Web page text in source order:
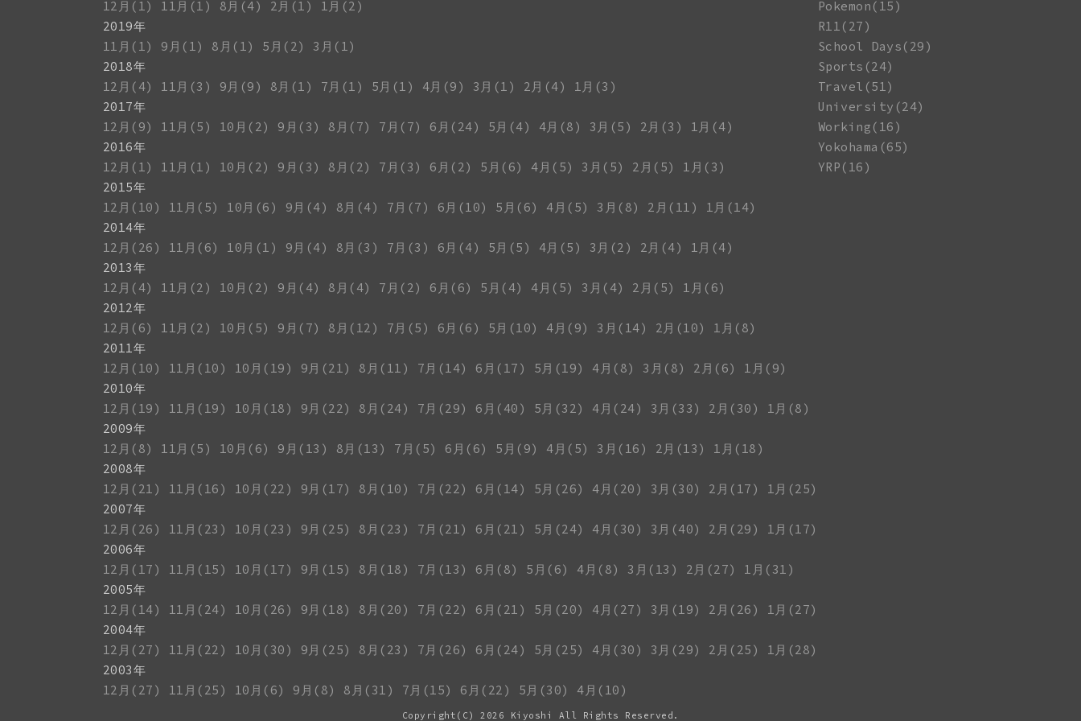
12月(1)
11月(1) 8月(4) 2月(1)
1月(2)
2019年
11月(1)
9月(1) 8月(1) 5月(2)
3月(1)
2018年
12月(4)
11月(3) 9月(9) 8月(1) 7月(1) 5月(1) 4月(9) 3月(1) 2月(4)
1月(3)
2017年
12月(9)
11月(5) 10月(2) 9月(3) 8月(7) 7月(7) 6月(24) 5月(4) 4月(8) 3月(5) 2月(3)
1月(4)
2016年
12月(1)
11月(1) 10月(2) 9月(3) 8月(2) 7月(3) 6月(2) 5月(6) 4月(5) 3月(5) 2月(5)
1月(3)
2015年
12月(10)
11月(5) 10月(6) 9月(4) 8月(4) 7月(7) 6月(10) 5月(6) 4月(5) 3月(8) 2月(11)
1月(14)
2014年
12月(26)
11月(6) 10月(1) 9月(4) 8月(3) 7月(3) 6月(4) 5月(5) 4月(5) 3月(2) 2月(4)
1月(4)
2013年
12月(4)
11月(2) 10月(2) 9月(4) 8月(4) 7月(2) 6月(6) 5月(4) 4月(5) 3月(4) 2月(5)
1月(6)
2012年
12月(6)
11月(2) 10月(5) 9月(7) 8月(12) 7月(5) 6月(6) 5月(10) 4月(9) 3月(14) 2月(10)
1月(8)
2011年
12月(10)
11月(10) 10月(19) 9月(21) 8月(11) 7月(14) 6月(17) 5月(19) 4月(8) 3月(8) 2月(6)
1月(9)
2010年
12月(19)
11月(19) 10月(18) 9月(22) 8月(24) 7月(29) 6月(40) 5月(32) 4月(24) 3月(33) 2月(30)
1月(8)
2009年
12月(8)
11月(5) 10月(6) 9月(13) 8月(13) 7月(5) 6月(6) 5月(9) 4月(5) 3月(16) 2月(13)
1月(18)
2008年
12月(21)
11月(16) 10月(22) 9月(17) 8月(10) 7月(22) 6月(14) 5月(26) 4月(20) 3月(30) 2月(17)
1月(25)
2007年
12月(26)
11月(23) 10月(23) 9月(25) 8月(23) 7月(21) 6月(21) 5月(24) 4月(30) 3月(40) 2月(29)
1月(17)
2006年
12月(17)
11月(15) 10月(17) 9月(15) 8月(18) 7月(13) 6月(8) 5月(6) 4月(8) 3月(13) 2月(27)
1月(31)
2005年
12月(14)
11月(24) 10月(26) 9月(18) 8月(20) 7月(22) 6月(21) 5月(20) 4月(27) 3月(19) 2月(26)
1月(27)
2004年
12月(27)
11月(22) 10月(30) 9月(25) 8月(23) 7月(26) 6月(24) 5月(25) 4月(30) 3月(29) 2月(25)
1月(28)
2003年
12月(27)
11月(25) 10月(6) 9月(8) 8月(31) 7月(15) 6月(22) 5月(30) 4月(10)
Pokemon(15)
R11(27)
School Days(29)
Sports(24)
Travel(51)
University(24)
Working(16)
Yokohama(65)
YRP(16)
Copyright(C) 2026 Kiyoshi All Rights Reserved.